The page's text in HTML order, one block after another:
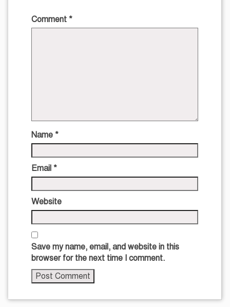
Comment *
Name *
Email *
Website
Save my name, email, and website in this
browser for the next time I comment.